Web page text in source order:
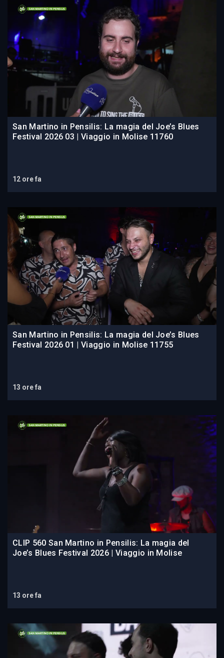
San Martino in Pensilis: La magia del Joe’s Blues
Festival 2026 03 | Viaggio in Molise 11760
12 ore fa
San Martino in Pensilis: La magia del Joe’s Blues
Festival 2026 01 | Viaggio in Molise 11755
13 ore fa
CLIP 560 San Martino in Pensilis: La magia del
Joe’s Blues Festival 2026 | Viaggio in Molise
13 ore fa